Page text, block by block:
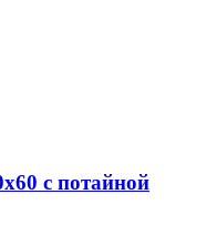
с потайной